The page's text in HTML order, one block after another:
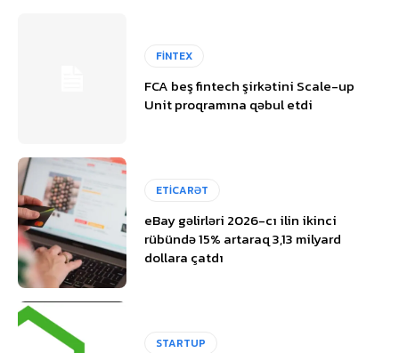
FİNTEX
FCA beş fintech şirkətini Scale-up
Unit proqramına qəbul etdi
ETİCARƏT
eBay gəlirləri 2026-cı ilin ikinci
rübündə 15% artaraq 3,13 milyard
dollara çatdı
STARTUP